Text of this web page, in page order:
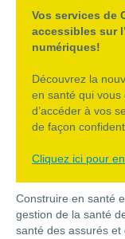
Vos services de
accessibles sur
numériques!
Découvrez la
en santé qui
d’accéder à vos
de façon
Cliquez ici pour
Construire en santé
gestion de la santé
santé des assurés et